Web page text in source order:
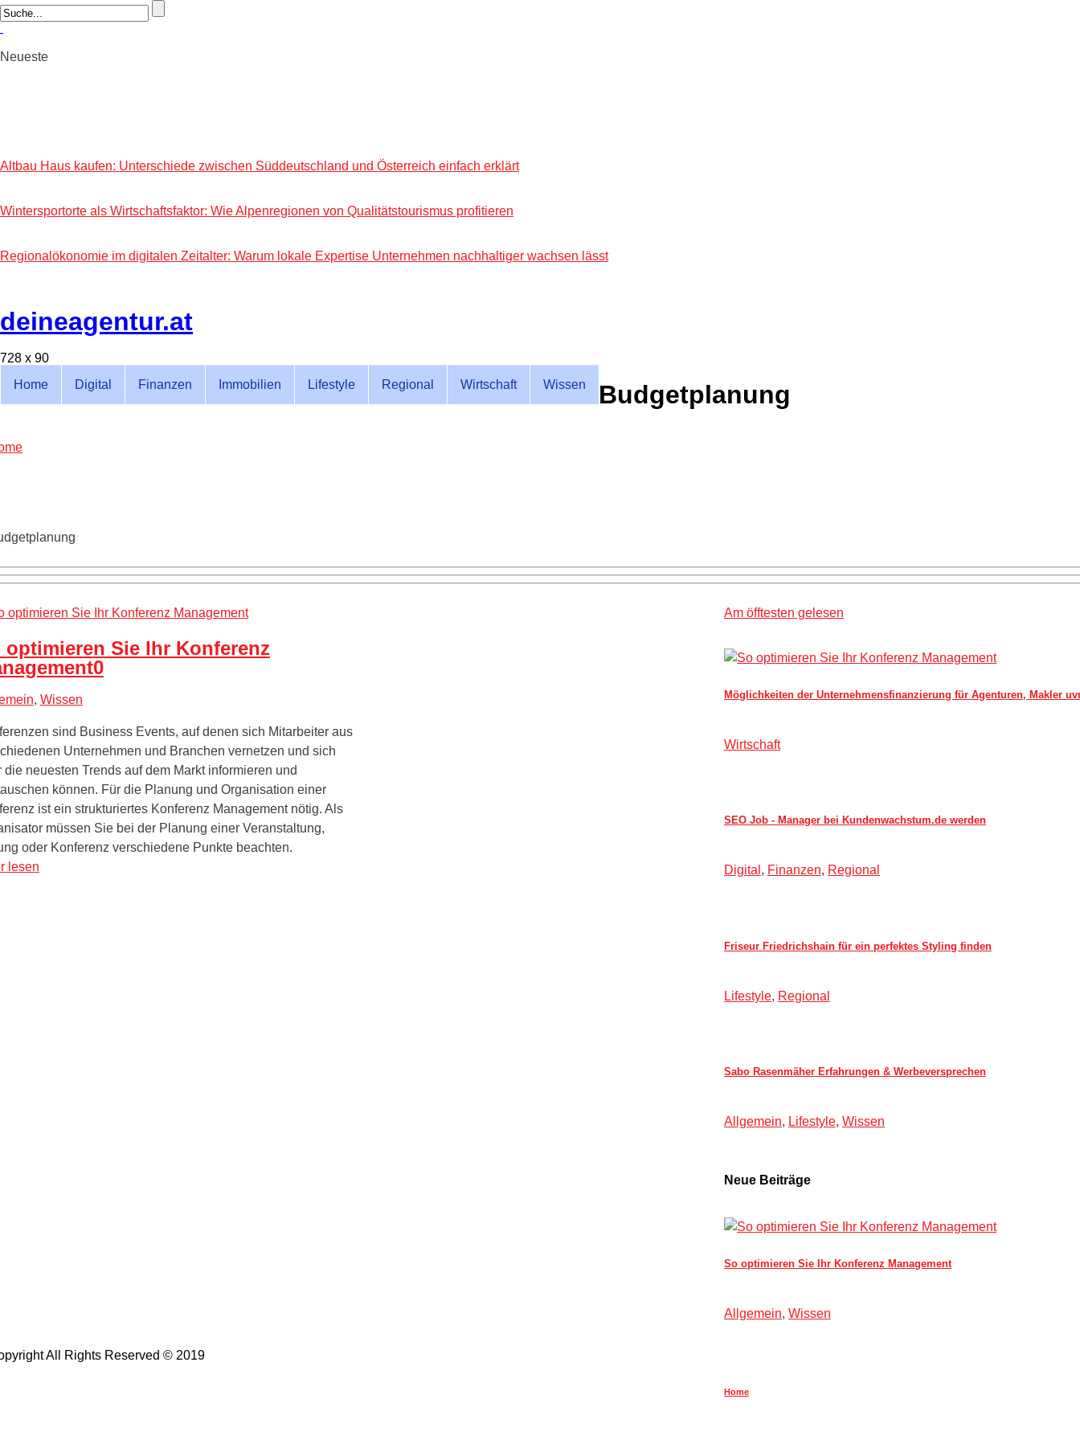
Neueste
Altbau Haus kaufen: Unterschiede zwischen Süddeutschland und Österreich einfach erklärt
Wintersportorte als Wirtschaftsfaktor: Wie Alpenregionen von Qualitätstourismus profitieren
Regionalökonomie im digitalen Zeitalter: Warum lokale Expertise Unternehmen nachhaltiger wachsen lässt
deineagentur.at
728 x 90
Home
Digital Finanzen Immobilien Lifestyle Regional Wirtschaft Wissen Budgetplanung
optimieren Sie Ihr Konferenz
0
, Wissen
sind Business Events, auf denen sich Mitarbeiter aus
Unternehmen und Branchen vernetzen und sich
die neuesten Trends auf dem Markt informieren und
können. Für die Planung und Organisation einer
ist ein strukturiertes Konferenz Management nötig. Als
müssen Sie bei der Planung einer Veranstaltung,
oder Konferenz verschiedene Punkte beachten.
lesen
Am öfftesten gelesen
Möglichkeiten der Unternehmensfinanzierung für Agenturen, Makler
Wirtschaft
SEO Job - Manager bei Kundenwachstum.de werden
Digital , Finanzen, Regional
Friseur Friedrichshain für ein perfektes Styling finden
Lifestyle, Regional
Sabo Rasenmäher Erfahrungen & Werbeversprechen
Allgemein, Lifestyle, Wissen
Neue Beiträge
So optimieren Sie Ihr Konferenz Management
Allgemein, Wissen
All Rights Reserved © 2019
Home